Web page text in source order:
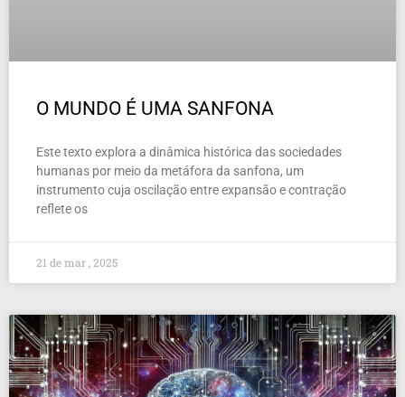
O MUNDO É UMA SANFONA
Este texto explora a dinâmica histórica das sociedades
humanas por meio da metáfora da sanfona, um
instrumento cuja oscilação entre expansão e contração
reflete os
21 de mar , 2025